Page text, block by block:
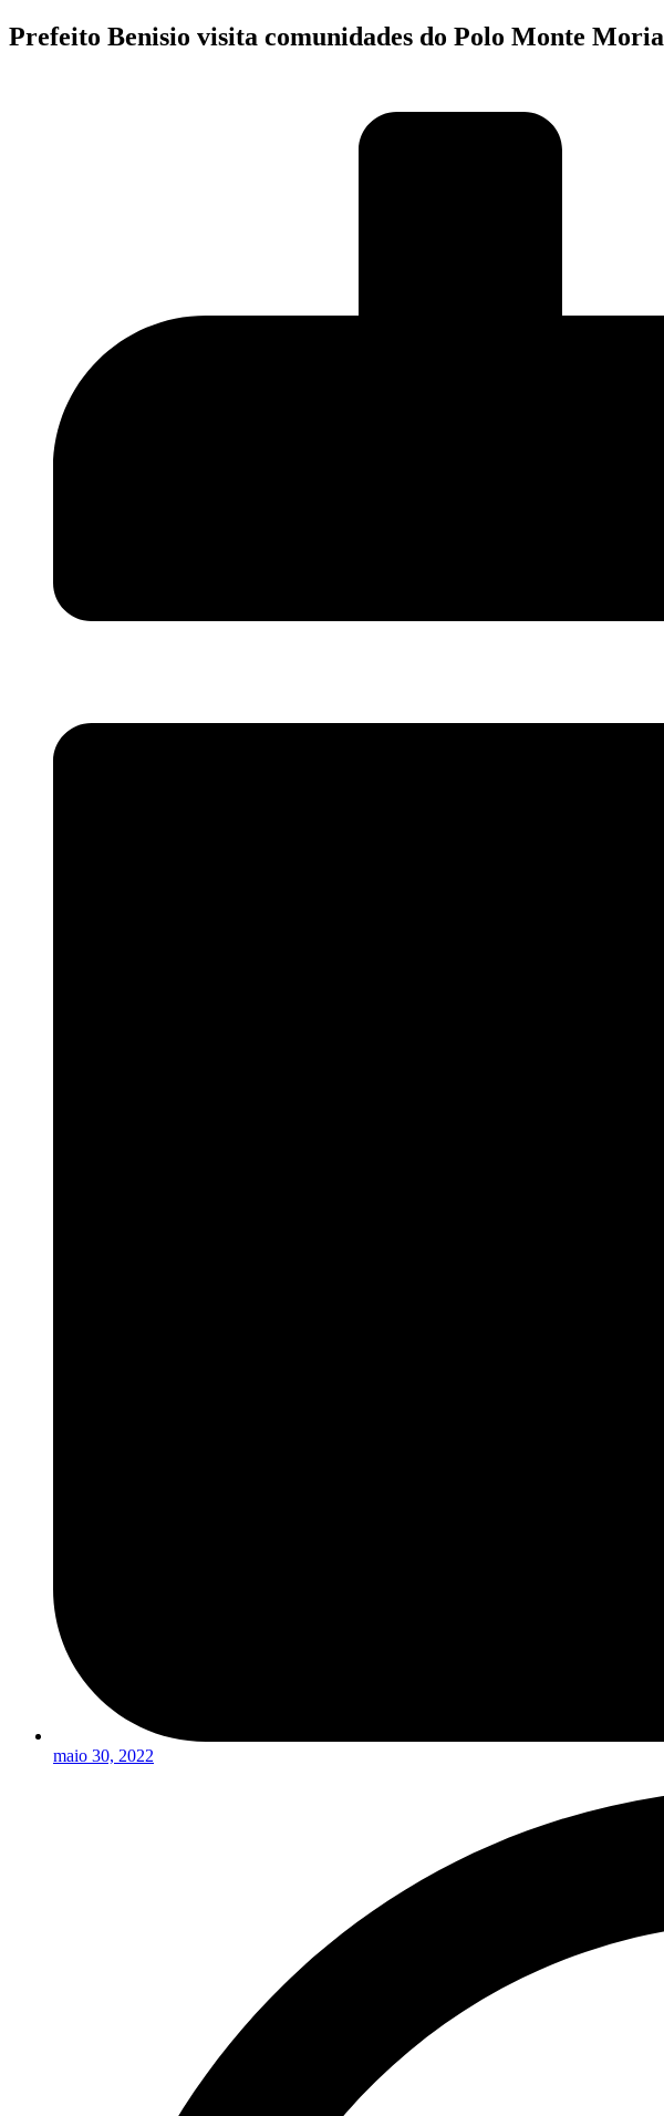
Prefeito Benisio visita comunidades do Polo Monte Moria
maio 30, 2022